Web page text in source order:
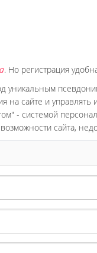
. Но регистрация
уникальным
на сайте и управлять
- системой
сайта,